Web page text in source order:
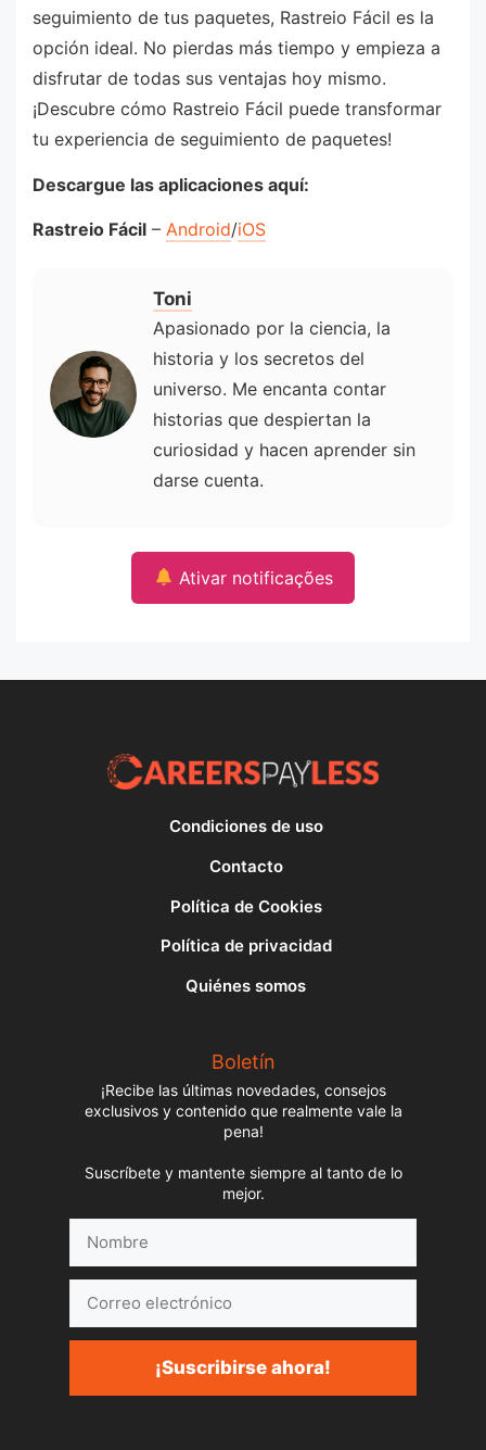
seguimiento de tus paquetes, Rastreio Fácil es la
opción ideal. No pierdas más tiempo y empieza a
disfrutar de todas sus ventajas hoy mismo.
¡Descubre cómo Rastreio Fácil puede transformar
tu experiencia de seguimiento de paquetes!
Descargue las aplicaciones aquí:
Rastreio Fácil – Android/iOS
Toni
Apasionado por la ciencia, la
historia y los secretos del
universo. Me encanta contar
historias que despiertan la
curiosidad y hacen aprender sin
darse cuenta.
Ativar notificações
Condiciones de uso
Contacto
Política de Cookies
Política de privacidad
Quiénes somos
Boletín
¡Recibe las últimas novedades, consejos
exclusivos y contenido que realmente vale la
pena!
Suscríbete y mantente siempre al tanto de lo
mejor.
electrónico
¡Suscribirse ahora!